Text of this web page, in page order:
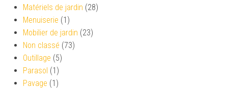
Matériels de jardin (28)
Menuiserie (1)
Mobilier de jardin (23)
Non classé (73)
Outillage (5)
Parasol (1)
Pavage (1)